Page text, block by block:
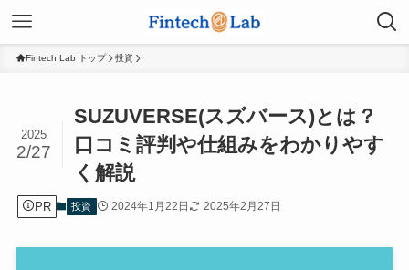
Fintech Lab トップ 投資
SUZUVERSE(スズバース)とは？
口コミ評判や仕組みをわかりやす
く解説
2025
2/27
PR 投資 2024年1月22日 2025年2月27日